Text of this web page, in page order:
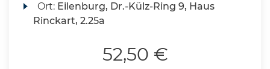
Ort: Eilenburg, Dr.-Külz-Ring 9, Haus
Rinckart, 2.25a
52,50 €